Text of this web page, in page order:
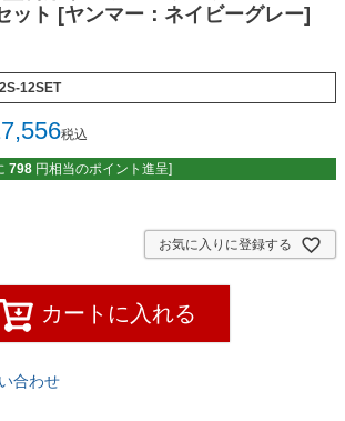
ット [ヤンマー：ネイビーグレー]
12SET
税込
798 円相当のポイント進呈]
お気に入りに登録する
カートに入れる
合わせ